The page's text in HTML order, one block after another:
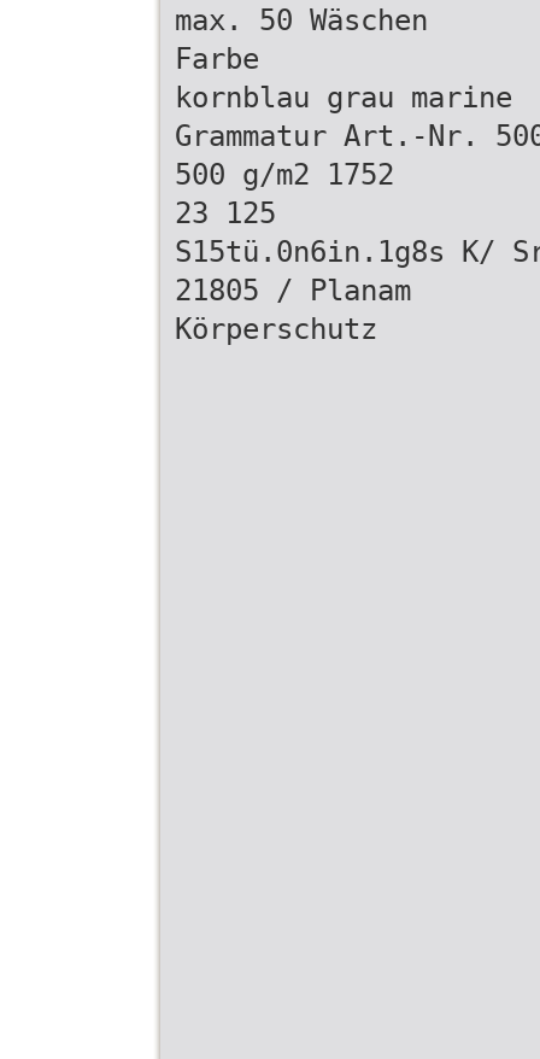
max. 50 Wäschen
Farbe
kornblau grau marine
Grammatur Art.-Nr.
500 g/m2 1752
23 125
S15tü.0n6in.1g8s K/
21805 / Planam
Körperschutz